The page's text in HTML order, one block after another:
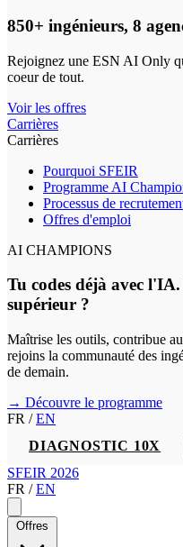
850+ ingénieurs, 8
Rejoignez une ESN AI Only
coeur de tout.
Voir les offres
Carrières
Carrières
Pourquoi SFEIR
Programme AI
Processus de
Offres d'emploi
AI CHAMPIONS
Tu codes déjà avec
supérieur ?
Maîtrise les outils, contribue
rejoins la communauté des
de demain.
→ Découvre le programme
FR / EN
DIAGNOSTIC 10X
SFEIR 2026
FR / EN
Offres